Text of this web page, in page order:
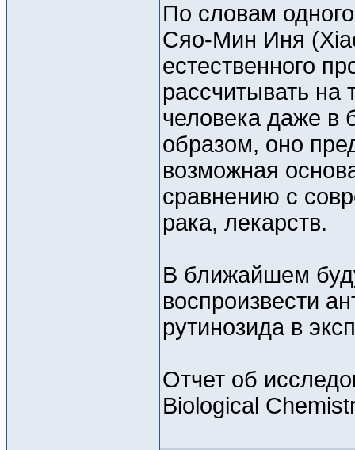
По словам
Сяо-Мин Иня
естественного
рассчитывать на
человека даже в
образом, оно
возможная
сравнению с
рака, лекарств.
В ближайшем
воспроизвести
рутинозида в
Отчет об
Biological